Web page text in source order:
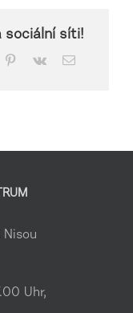
sociální síti!
Pinterest
Vk Email
Uhr,